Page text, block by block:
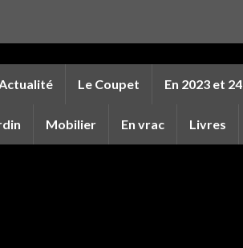
Le Coupet En 2023 et 24
Mobilier En vrac Livres